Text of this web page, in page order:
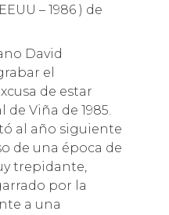
– 1986 ) de
David
el
de estar
Viña de 1985.
al año siguiente
de una época de
trepidante,
por la
a una